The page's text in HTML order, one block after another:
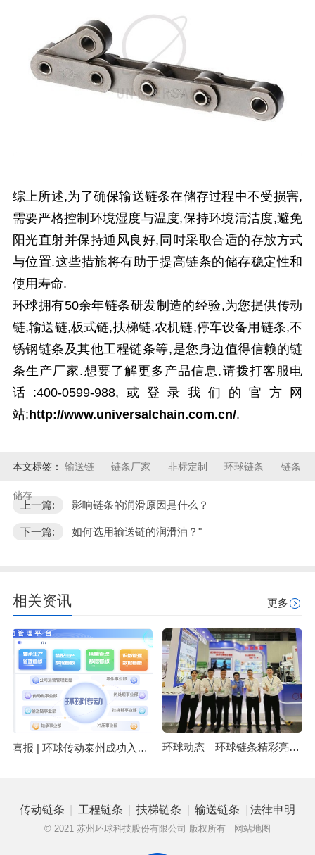
综上所述,为了确保输送链条在储存过程中不受损害,
需要严格控制环境湿度与温度,保持环境清洁度,避免
阳光直射并保持通风良好,同时采取合适的存放方式
与位置.这些措施将有助于提高链条的储存稳定性和
使用寿命.
环球拥有50余年链条研发制造的经验,为您提供传动
链,输送链,板式链,扶梯链,农机链,停车设备用链条,不
锈钢链条及其他工程链条等,是您身边值得信赖的链
条生产厂家.想要了解更多产品信息,请拨打客服电
话:400-0599-988,或登录我们的官方网
站: http://www.universalchain.com.cn/.
本文标签： 输送链 链条厂家 非标定制 环球链条 链条
储存
上一篇: 影响链条的润滑原因是什么？
下一篇: 如何选用输送链的润滑油？"
相关资讯 更多
喜报 | 环球传动泰州成功入选2025年江苏省先进级智能工厂名单 环球动态｜环球链条精彩亮相中国广州国际物流装备与技术展览会 LET 2025
传动链条 | 工程链条 | 扶梯链条 | 输送链条 | 法律申明
© 2021 苏州环球科技股份有限公司 版权所有 网站地图